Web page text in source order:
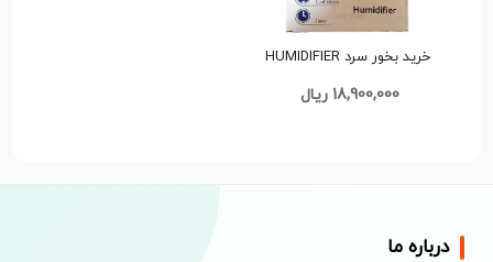
خرید بخور سرد HUMIDIFIER
18,900,000 ریال
درباره ما